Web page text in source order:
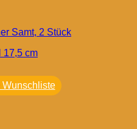
Samt, 2 Stück
Wunschliste